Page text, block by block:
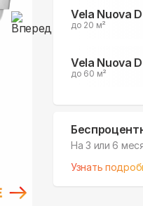
Vela Nuova
до 20 м²
Vela Nuova
до 60 м²
На 3 или 6
Узнать